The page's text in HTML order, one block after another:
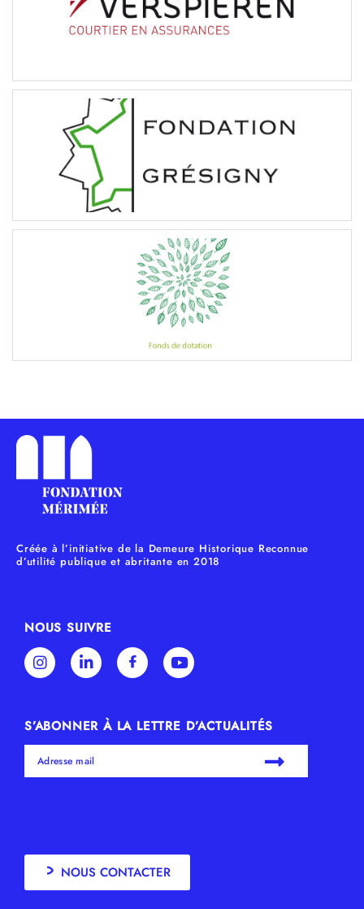
Créée à l’initiative de la Demeure Historique Reconnue
d’utilité publique et abritante en 2018
NOUS SUIVRE
S’ABONNER À LA LETTRE D’ACTUALITÉS
NOUS CONTACTER